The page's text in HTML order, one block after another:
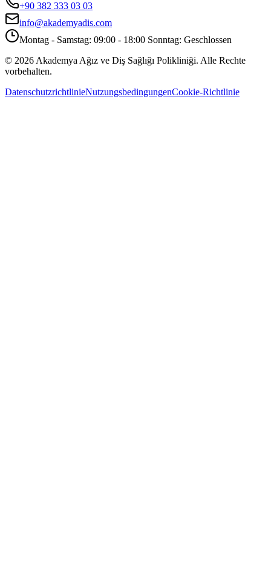
+90 382 333 03 03
info@akademyadis.com
Montag - Samstag: 09:00 - 18:00 Sonntag: Geschlossen
© 2026 Akademya Ağız ve Diş Sağlığı Polikliniği. Alle Rechte
vorbehalten.
DatenschutzrichtlinieNutzungsbedingungenCookie-Richtlinie